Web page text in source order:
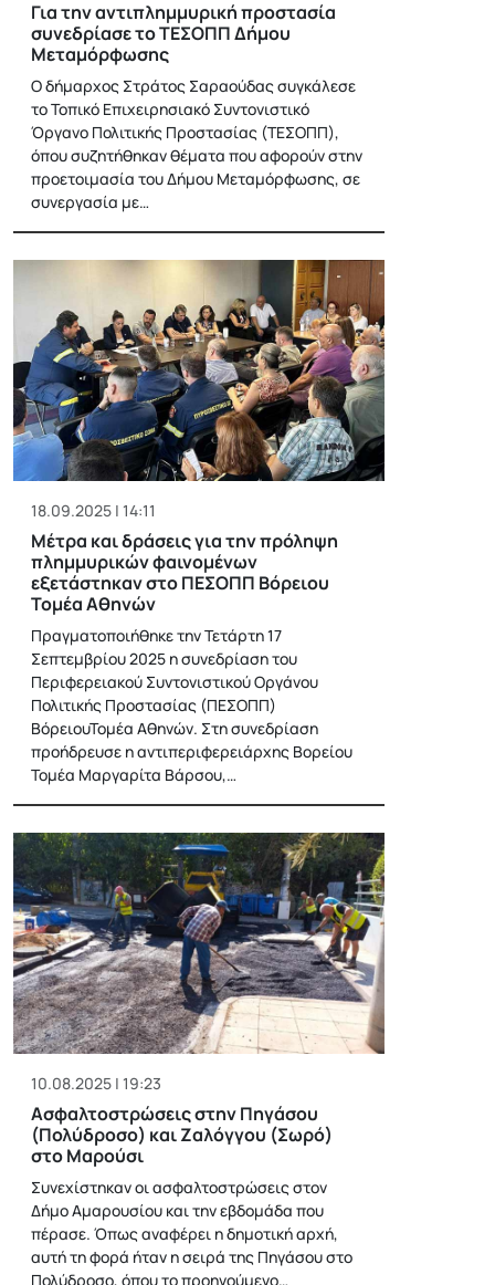
Για την αντιπλημμυρική προστασία
συνεδρίασε το ΤΕΣΟΠΠ Δήμου
Μεταμόρφωσης
O δήμαρχος Στράτος Σαραούδας συγκάλεσε
το Τοπικό Επιχειρησιακό Συντονιστικό
Όργανο Πολιτικής Προστασίας (ΤΕΣΟΠΠ),
όπου συζητήθηκαν θέματα που αφορούν στην
προετοιμασία του Δήμου Μεταμόρφωσης, σε
συνεργασία με…
18.09.2025 | 14:11
Μέτρα και δράσεις για την πρόληψη
πλημμυρικών φαινομένων
εξετάστηκαν στο ΠΕΣΟΠΠ Βόρειου
Τομέα Αθηνών
Πραγματοποιήθηκε την Τετάρτη 17
Σεπτεμβρίου 2025 η συνεδρίαση του
Περιφερειακού Συντονιστικού Οργάνου
Πολιτικής Προστασίας (ΠΕΣΟΠΠ)
ΒόρειουΤομέα Αθηνών. Στη συνεδρίαση
προήδρευσε η αντιπεριφερειάρχης Βορείου
Τομέα Μαργαρίτα Βάρσου,…
10.08.2025 | 19:23
Ασφαλτοστρώσεις στην Πηγάσου
(Πολύδροσο) και Ζαλόγγου (Σωρό)
στο Μαρούσι
Συνεχίστηκαν οι ασφαλτοστρώσεις στον
Δήμο Αμαρουσίου και την εβδομάδα που
πέρασε. Όπως αναφέρει η δημοτική αρχή,
αυτή τη φορά ήταν η σειρά της Πηγάσου στο
Πολύδροσο, όπου το προηγούμενο…